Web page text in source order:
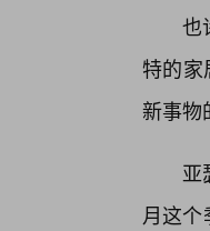
也
特的家
新事物
亚
月这